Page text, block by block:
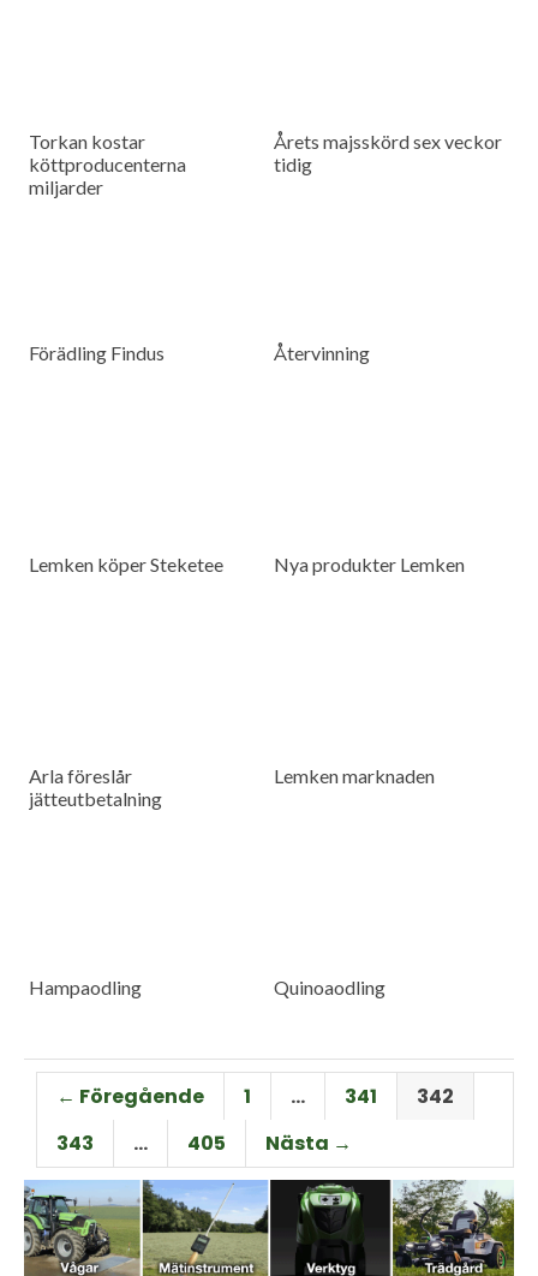
Torkan kostar
köttproducenterna
miljarder
Årets majsskörd sex veckor
tidig
Förädling Findus Återvinning
Lemken köper Steketee Nya produkter Lemken
Arla föreslår
jätteutbetalning
Lemken marknaden
Hampaodling Quinoaodling
← Föregående 1 … 341
342
343
… 405 Nästa →